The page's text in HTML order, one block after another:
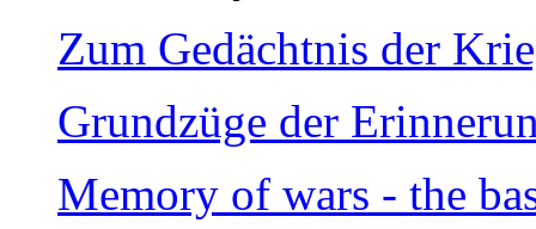
Zum Gedächtnis der
Grundzüge der
Memory of wars - the